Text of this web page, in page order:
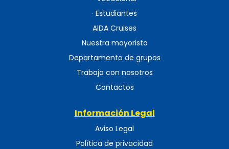
· Estudiantes
AIDA Cruises
Nuestra mayorista
Departamento de grupos
Trabaja con nosotros
Contactos
Información Legal
Aviso Legal
Política de privacidad